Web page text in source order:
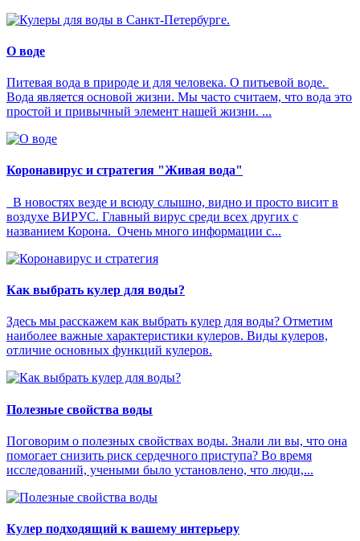
О воде
Питевая вода в природе и для человека. О питьевой воде.
Вода является основой жизни. Мы часто считаем, что вода это
простой и привычный элемент нашей жизни. ...
Коронавирус и стратегия "Живая вода"
В новостях везде и всюду слышно, видно и просто висит в
воздухе ВИРУС. Главный вирус среди всех других с
названием Корона. Очень много информации с...
Как выбрать кулер для воды?
Здесь мы расскажем как выбрать кулер для воды? Отметим
наиболее важные характеристики кулеров. Виды кулеров,
отличие основных функций кулеров.
Полезные свойства воды
Поговорим о полезных свойствах воды. Знали ли вы, что она
помогает снизить риск сердечного приступа? Во время
исследований, учеными было установлено, что люди,...
Кулер подходящий к вашему интерьеру